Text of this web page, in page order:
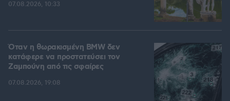
07.08.2026, 10:33
Όταν η θωρακισμένη BMW δεν
κατάφερε να προστατεύσει τον
Ζαμπούνη από τις σφαίρες
07.08.2026, 19:08